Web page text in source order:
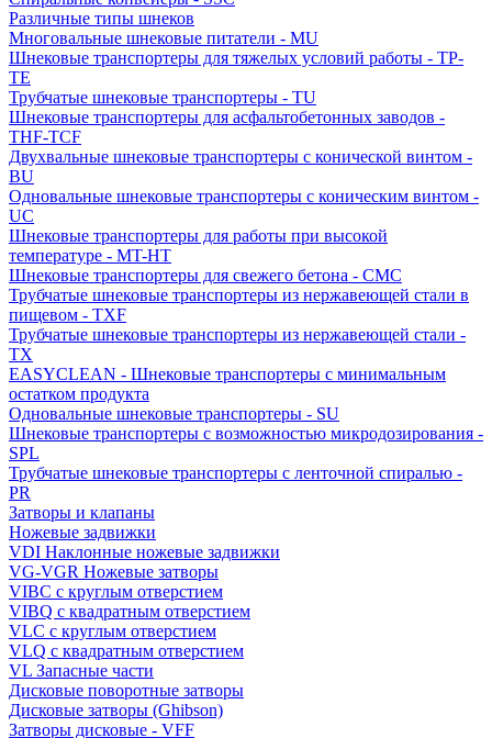
Различные типы шнеков
Многовальные шнековые питатели - MU
Шнековые транспортеры для тяжелых условий работы - TP-
TE
Трубчатые шнековые транспортеры - TU
Шнековые транспортеры для асфальтобетонных заводов -
THF-TCF
Двухвальные шнековые транспортеры с конической винтом -
BU
Одновальные шнековые транспортеры с коническим винтом -
UC
Шнековые транспортеры для работы при высокой
температуре - MT-HT
Шнековые транспортеры для свежего бетона - CMC
Трубчатые шнековые транспортеры из нержавеющей стали в
пищевом - TXF
Трубчатые шнековые транспортеры из нержавеющей стали -
TX
EASYCLEAN - Шнековые транспортеры с минимальным
остатком продукта
Одновальные шнековые транспортеры - SU
Шнековые транспортеры с возможностью микродозирования -
SPL
Трубчатые шнековые транспортеры с ленточной спиралью -
PR
Затворы и клапаны
Ножевые задвижки
VDI Наклонные ножевые задвижки
VG-VGR Ножевые затворы
VIBC с круглым отверстием
VIBQ с квадратным отверстием
VLC с круглым отверстием
VLQ с квадратным отверстием
VL Запасные части
Дисковые поворотные затворы
Дисковые затворы (Ghibson)
Затворы дисковые - VFF